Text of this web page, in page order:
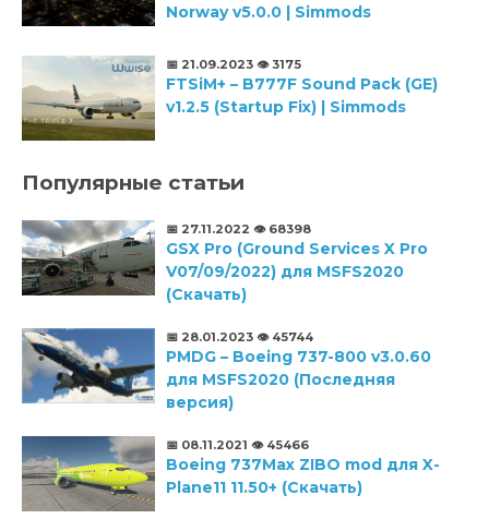
Norway v5.0.0 | Simmods
📅 21.09.2023 👁️ 3175
FTSiM+ – B777F Sound Pack (GE)
v1.2.5 (Startup Fix) | Simmods
Популярные статьи
📅 27.11.2022 👁️ 68398
GSX Pro (Ground Services X Pro
V07/09/2022) для MSFS2020
(Скачать)
📅 28.01.2023 👁️ 45744
PMDG – Boeing 737-800 v3.0.60
для MSFS2020 (Последняя
версия)
📅 08.11.2021 👁️ 45466
Boeing 737Max ZIBO mod для X-
Plane11 11.50+ (Скачать)